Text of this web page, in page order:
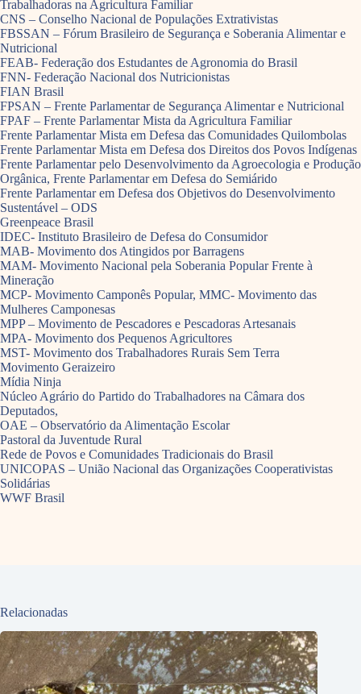
Trabalhadoras na Agricultura Familiar
CNS – Conselho Nacional de Populações Extrativistas
FBSSAN – Fórum Brasileiro de Segurança e Soberania Alimentar e
Nutricional
FEAB- Federação dos Estudantes de Agronomia do Brasil
FNN- Federação Nacional dos Nutricionistas
FIAN Brasil
FPSAN – Frente Parlamentar de Segurança Alimentar e Nutricional
FPAF – Frente Parlamentar Mista da Agricultura Familiar
Frente Parlamentar Mista em Defesa das Comunidades Quilombolas
Frente Parlamentar Mista em Defesa dos Direitos dos Povos Indígenas
Frente Parlamentar pelo Desenvolvimento da Agroecologia e Produção
Orgânica, Frente Parlamentar em Defesa do Semiárido
Frente Parlamentar em Defesa dos Objetivos do Desenvolvimento
Sustentável – ODS
Greenpeace Brasil
IDEC- Instituto Brasileiro de Defesa do Consumidor
MAB- Movimento dos Atingidos por Barragens
MAM- Movimento Nacional pela Soberania Popular Frente à
Mineração
MCP- Movimento Camponês Popular, MMC- Movimento das
Mulheres Camponesas
MPP – Movimento de Pescadores e Pescadoras Artesanais
MPA- Movimento dos Pequenos Agricultores
MST- Movimento dos Trabalhadores Rurais Sem Terra
Movimento Geraizeiro
Mídia Ninja
Núcleo Agrário do Partido do Trabalhadores na Câmara dos
Deputados,
OAE – Observatório da Alimentação Escolar
Pastoral da Juventude Rural
Rede de Povos e Comunidades Tradicionais do Brasil
UNICOPAS – União Nacional das Organizações Cooperativistas
Solidárias
WWF Brasil
Relacionadas